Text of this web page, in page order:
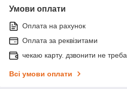
Умови оплати
Оплата на рахунок
Оплата за реквізитами
чекаю карту. дзвонити не треба.
Всі умови оплати